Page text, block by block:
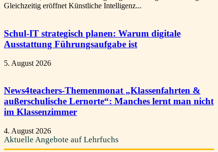
Gleichzeitig eröffnet Künstliche Intelligenz...
Schul-IT strategisch planen: Warum digitale
Ausstattung Führungsaufgabe ist
5. August 2026
News4teachers-Themenmonat „Klassenfahrten &
außerschulische Lernorte“: Manches lernt man nicht
im Klassenzimmer
4. August 2026
Aktuelle Angebote auf Lehrfuchs